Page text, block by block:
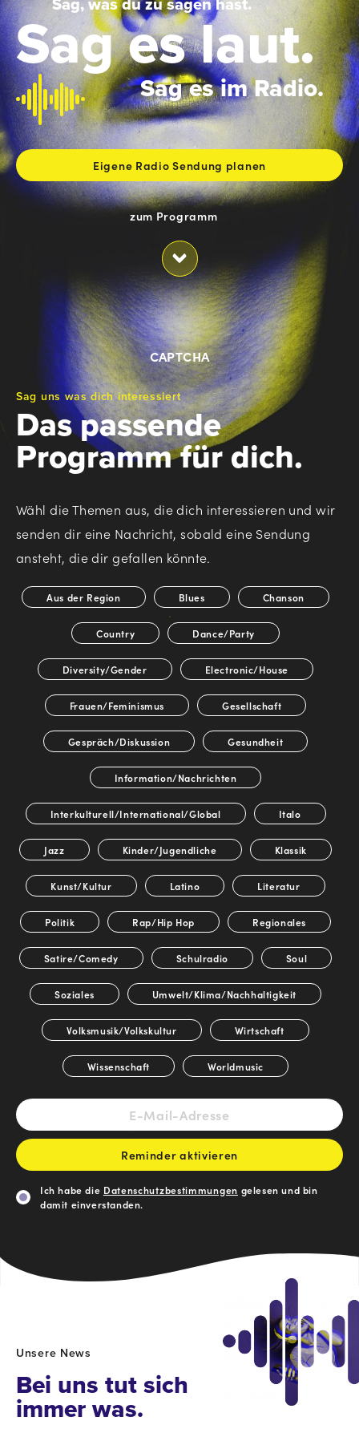
Sag, was du zu sagen hast.
Sag es laut.
Sag es im Radio.
Eigene Radio Sendung planen
Aus der Region Blues Chanson
Country Dance/Party
Diversity/Gender Electronic/House
Frauen/Feminismus Gesellschaft
Gespräch/Diskussion Gesundheit
Information/Nachrichten
Interkulturell/International/Global Italo
Jazz Kinder/Jugendliche Klassik
Kunst/Kultur Latino Literatur
Politik Rap/Hip Hop Regionales
Satire/Comedy Schulradio Soul
Soziales Umwelt/Klima/Nachhaltigkeit
Volksmusik/Volkskultur Wirtschaft
Wissenschaft Worldmusic
Sag uns was dich interessiert
Das passende
Programm für dich.
Wähl die Themen aus, die dich interessieren und wir
senden dir eine Nachricht, sobald eine Sendung
ansteht, die dir gefallen könnte.
E-
Mail-
Adresse *
Reminder aktivieren
Einwilligung
Ich habe die Datenschutzbestimmungen gelesen und bin
damit einverstanden.
CAPTCHA
aktivieren
Unsere News
Bei uns tut sich
immer was.